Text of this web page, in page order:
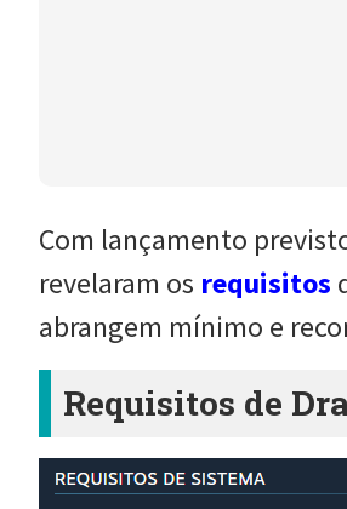
Com lançamento
revelaram os requisitos
abrangem mínimo e
Requisitos de